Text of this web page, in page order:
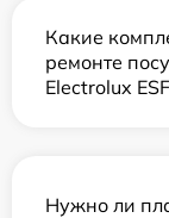
Какие
ремонте
Electrolux
Нужно ли